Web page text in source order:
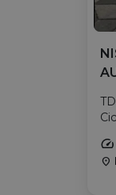
location_on